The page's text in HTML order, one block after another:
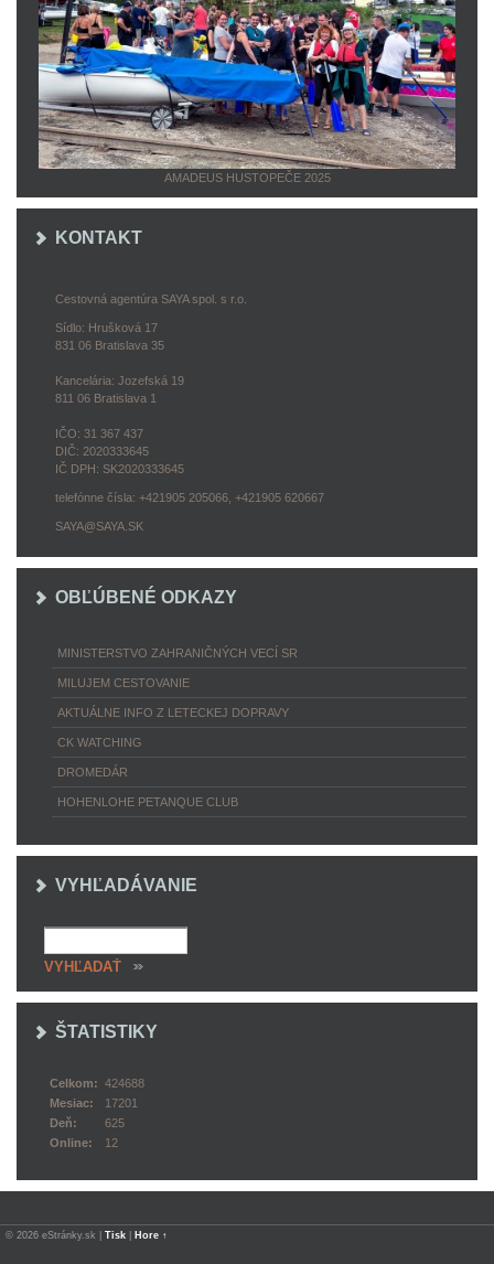
AMADEUS HUSTOPEČE 2025
KONTAKT
Cestovná agentúra SAYA spol. s r.o.
Sídlo: Hrušková 17
831 06 Bratislava 35
Kancelária: Jozefská 19
811 06 Bratislava 1
IČO: 31 367 437
DIČ: 2020333645
IČ DPH: SK2020333645
telefónne čísla: +421905 205066, +421905 620667
SAYA@SAYA.SK
OBĽÚBENÉ ODKAZY
MINISTERSTVO ZAHRANIČNÝCH VECÍ SR
MILUJEM CESTOVANIE
AKTUÁLNE INFO Z LETECKEJ DOPRAVY
CK WATCHING
DROMEDÁR
HOHENLOHE PETANQUE CLUB
VYHĽADÁVANIE
ŠTATISTIKY
Online: 12
Celkom: 424688
Mesiac:
17201
Deň:
625
© 2026 eStránky.sk Tisk Hore ↑